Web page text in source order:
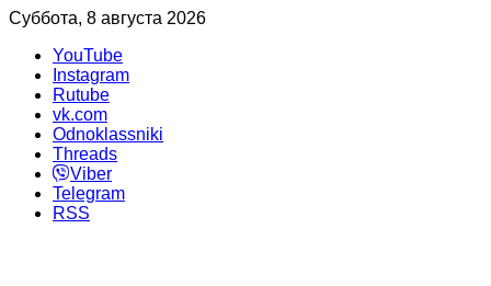
Суббота, 8 августа 2026
YouTube
Instagram
Rutube
vk.com
Odnoklassniki
Threads
Viber
Telegram
RSS